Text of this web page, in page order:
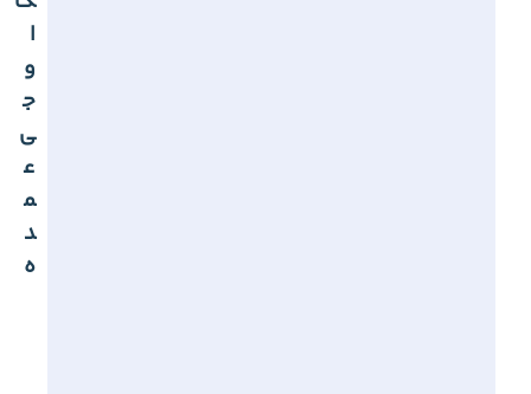
ا
و
ج
ی
ع
م
د
ه